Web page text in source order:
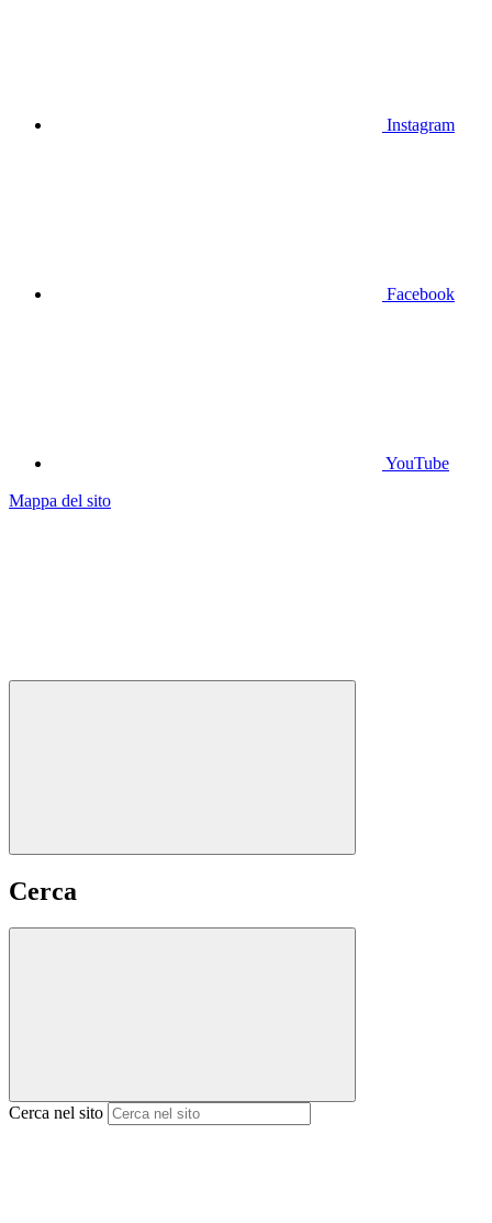
Instagram
Facebook
YouTube
Mappa del sito
Cerca
Cerca nel sito